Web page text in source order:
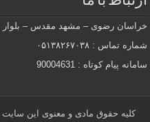
خراسان رضوی – مشهد مقدس – بلوار
شماره تماس : ۰۵۱۳۸۲۶۷۰۳۸
سامانه پیام کوتاه : 90004631
کلیه حقوق مادی و معنوی این سایت